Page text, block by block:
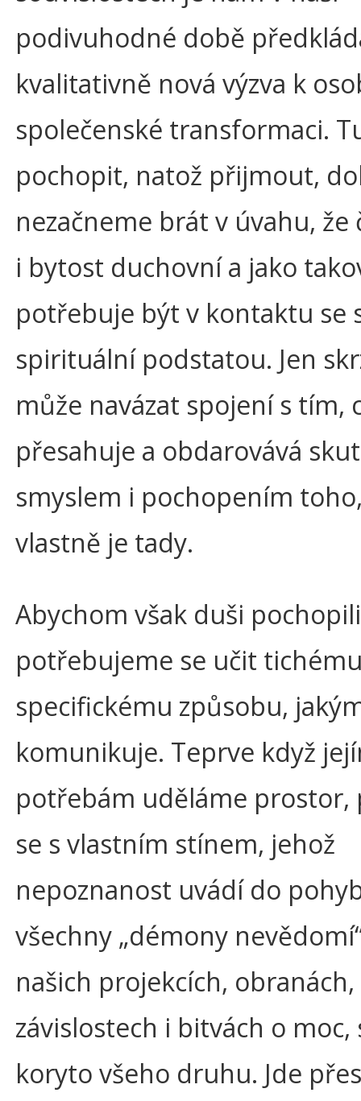
podivuhodné době
kvalitativně nová výzva k
společenské transformaci.
pochopit, natož přijmout,
nezačneme brát v úvahu, že
i bytost duchovní a jako
potřebuje být v kontaktu se
spirituální podstatou. Jen
může navázat spojení s tím,
přesahuje a obdarovává
smyslem i pochopením
vlastně je tady.
Abychom však duši
potřebujeme se učit
specifickému způsobu,
komunikuje. Teprve když
potřebám uděláme prostor,
se s vlastním stínem, jehož
nepoznanost uvádí do
všechny „démony
našich projekcích, obranách,
závislostech i bitvách o moc,
koryto všeho druhu. Jde